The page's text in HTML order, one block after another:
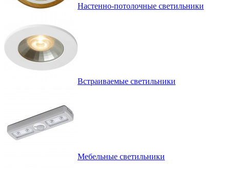
Настенно-потолочные светильники
Встраиваемые светильники
Мебельные светильники